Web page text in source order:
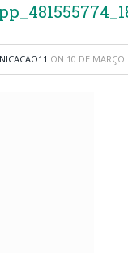
ON 10 DE MARÇO